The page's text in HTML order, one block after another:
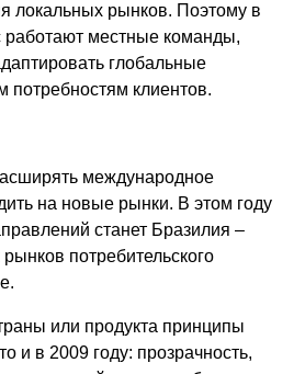
локальных рынков. Поэтому в
работают местные команды,
глобальные
клиентов.
международное
на новые рынки. В этом году
станет Бразилия –
потребительского
или продукта принципы
и в 2009 году: прозрачность,